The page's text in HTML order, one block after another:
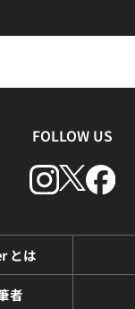
FOLLOW US
とは
者